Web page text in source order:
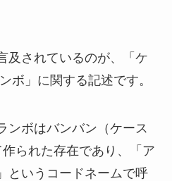
及されているのが、「ケ
ボ」に関する記述です。
ンボはバンバン（ケース
られた存在であり、「ア
というコードネームで呼